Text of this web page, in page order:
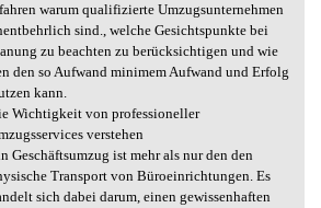
warum qualifizierte Umzugsunternehmen
sind., welche Gesichtspunkte bei
zu beachten zu berücksichtigen und wie
den so Aufwand minimem Aufwand und Erfolg
kann.
Wichtigkeit von professioneller
verstehen
Geschäftsumzug ist mehr als nur den den
Transport von Büroeinrichtungen. Es
sich dabei darum, einen gewissenhaften